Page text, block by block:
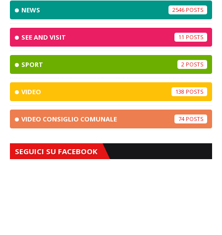
NEWS 2546
SEE AND VISIT 11
SPORT 2
VIDEO 138
VIDEO CONSIGLIO COMUNALE 74
SEGUICI SU FACEBOOK